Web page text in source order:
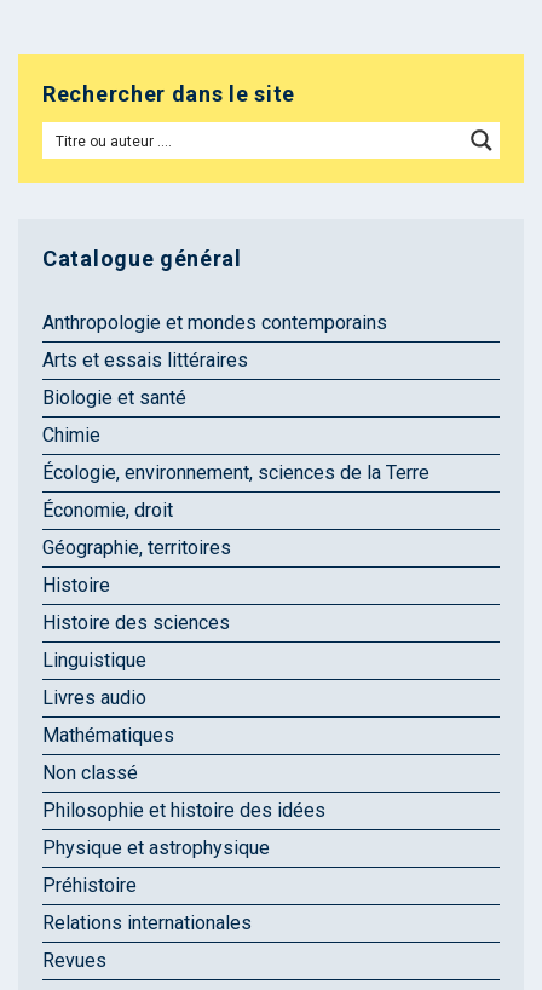
Rechercher dans le site
Catalogue général
Anthropologie et mondes contemporains
Arts et essais littéraires
Biologie et santé
Chimie
Écologie, environnement, sciences de la Terre
Économie, droit
Géographie, territoires
Histoire
Histoire des sciences
Linguistique
Livres audio
Mathématiques
Non classé
Philosophie et histoire des idées
Physique et astrophysique
Préhistoire
Relations internationales
Revues